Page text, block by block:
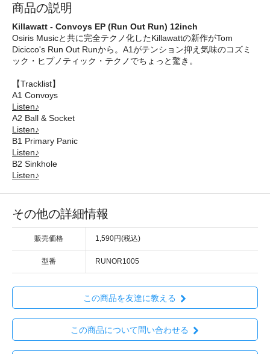
商品の説明
Killawatt - Convoys EP (Run Out Run) 12inch
Osiris Musicと共に完全テクノ化したKillawattの新作がTom
Dicicco's Run Out Runから。A1がテンション抑え気味のコズミ
ック・ヒプノティック・テクノでちょっと驚き。
【Tracklist】
A1 Convoys
Listen♪
A2 Ball & Socket
Listen♪
B1 Primary Panic
Listen♪
B2 Sinkhole
Listen♪
その他の詳細情報
販売価格 1,590円(税込)
型番 RUNOR1005
この商品を友達に教える
この商品について問い合わせる